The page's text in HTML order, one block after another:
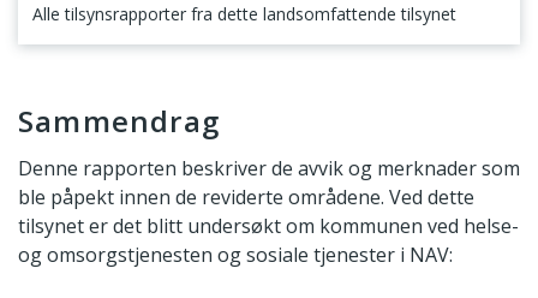
Alle tilsynsrapporter fra dette landsomfattende tilsynet
Sammendrag
Denne rapporten beskriver de avvik og merknader som
ble påpekt innen de reviderte områdene. Ved dette
tilsynet er det blitt undersøkt om kommunen ved helse-
og omsorgstjenesten og sosiale tjenester i NAV: